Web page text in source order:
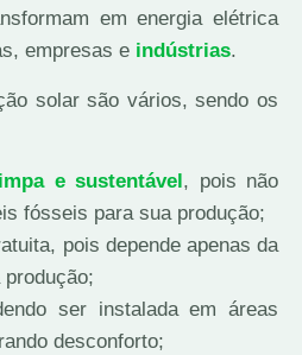
em energia elétrica
empresas e indústrias.
solar são vários, sendo os
e sustentável , pois não
fósseis para sua produção;
pois depende apenas da
produção;
ser instalada em áreas
desconforto;